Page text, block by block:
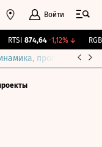
Войти
RTSI 874,64 -1,12%↓ RGBI
прогнозы